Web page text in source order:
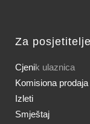
Za posjetitelje
Cjenik ulaznica
Komisiona
Izleti
Smještaj